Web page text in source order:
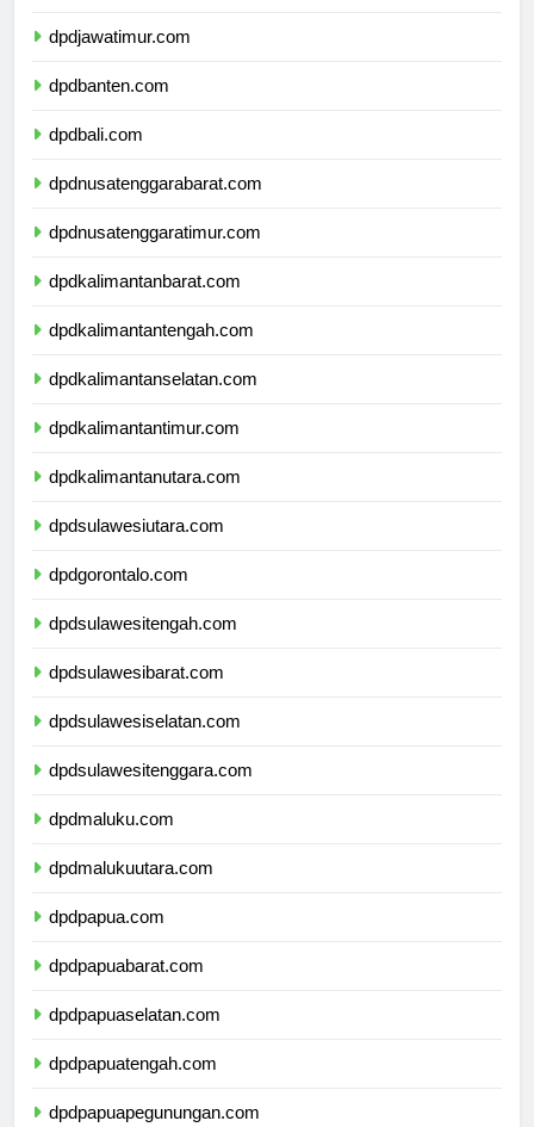
dpdjawatimur.com
dpdbanten.com
dpdbali.com
dpdnusatenggarabarat.com
dpdnusatenggaratimur.com
dpdkalimantanbarat.com
dpdkalimantantengah.com
dpdkalimantanselatan.com
dpdkalimantantimur.com
dpdkalimantanutara.com
dpdsulawesiutara.com
dpdgorontalo.com
dpdsulawesitengah.com
dpdsulawesibarat.com
dpdsulawesiselatan.com
dpdsulawesitenggara.com
dpdmaluku.com
dpdmalukuutara.com
dpdpapua.com
dpdpapuabarat.com
dpdpapuaselatan.com
dpdpapuatengah.com
dpdpapuapegunungan.com